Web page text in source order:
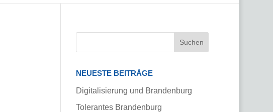
NEUESTE BEITRÄGE
Digitalisierung und Brandenburg
Tolerantes Brandenburg